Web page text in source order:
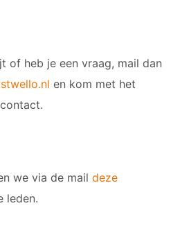
of heb je een vraag, mail dan
en kom met het
we via de mail deze
leden.